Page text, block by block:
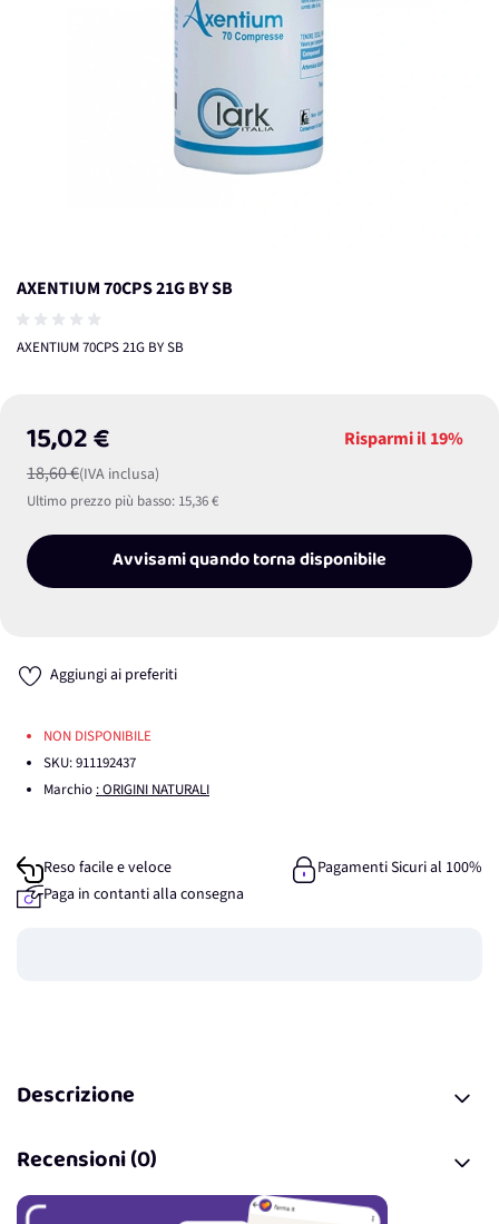
AXENTIUM 70CPS 21G BY SB
AXENTIUM 70CPS 21G BY SB
15,02 €
18,60 €(IVA inclusa)
Risparmi il19%
Ultimo prezzo più basso: 15,36 €
Avvisami quando torna disponibile
Aggiungi ai preferiti
NON DISPONIBILE
SKU:911192437
Marchio : ORIGINI NATURALI
Reso facile e veloce
Pagamenti Sicuri al 100%
Paga in contanti alla consegna
Descrizione
Recensioni (0)